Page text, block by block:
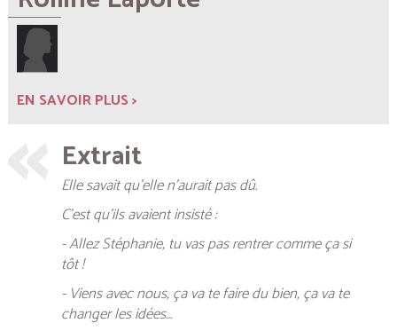
EN SAVOIR PLUS >
Extrait
Elle savait qu’elle n’aurait pas dû.
C’est qu’ils avaient insisté :
- Allez Stéphanie, tu vas pas rentrer comme ça si
tôt !
- Viens avec nous, ça va te faire du bien, ça va te
changer les idées…